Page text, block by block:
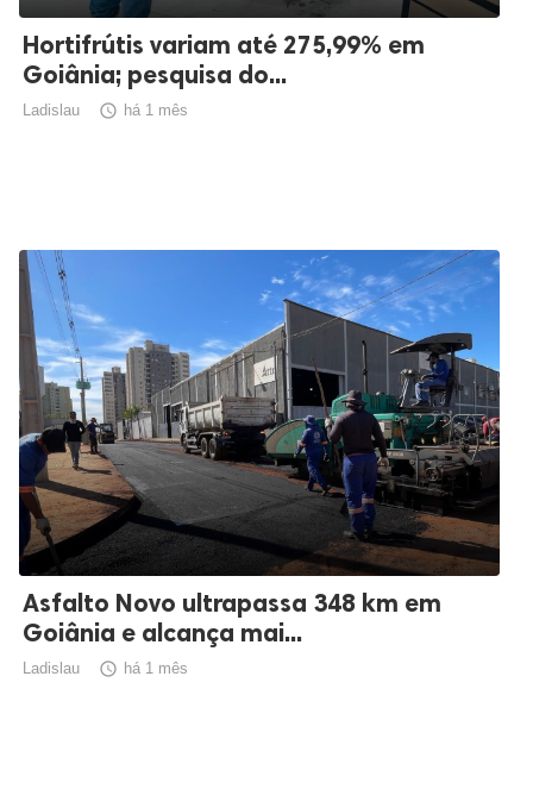
Hortifrútis variam até 275,99% em
Goiânia; pesquisa do...
Ladislau  há 1 mês
Asfalto Novo ultrapassa 348 km em
Goiânia e alcança mai...
Ladislau  há 1 mês